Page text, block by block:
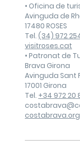
• Oficina de
Avinguda de
17480 ROSES
Tel. (34) 972
visitroses.cat
• Patronat de
Brava Girona
Avinguda Sant
17001 Girona
Tel. +34 972 20
costabrava.org